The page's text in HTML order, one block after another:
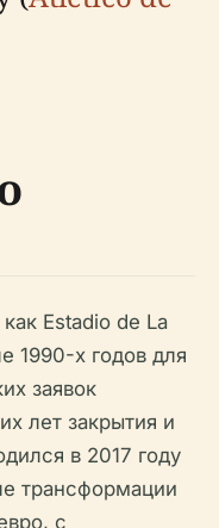
Estadio de La
1990-х годов для
заявок
лет закрытия и
в 2017 году
трансформации
с